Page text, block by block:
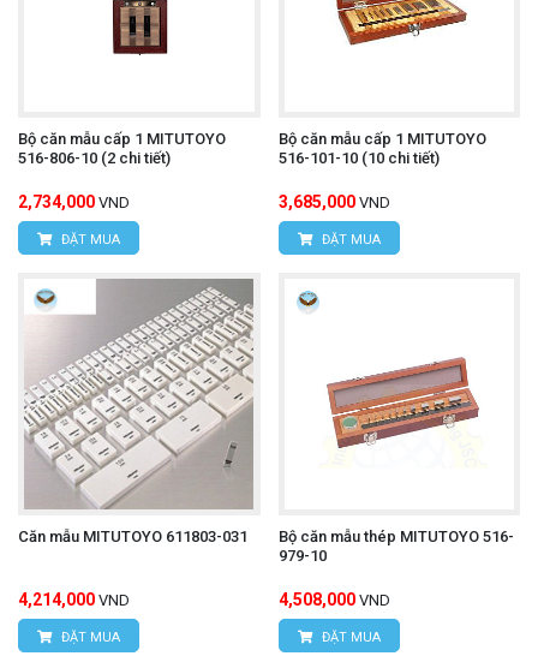
Bộ căn mẫu cấp 1 MITUTOYO
516-806-10 (2 chi tiết)
2,734,000 VND
ĐẶT MUA
Bộ căn mẫu cấp 1 MITUTOYO
516-101-10 (10 chi tiết)
3,685,000 VND
ĐẶT MUA
Căn mẫu MITUTOYO 611803-031
4,214,000 VND
ĐẶT MUA
Bộ căn mẫu thép MITUTOYO 516-
979-10
4,508,000 VND
ĐẶT MUA